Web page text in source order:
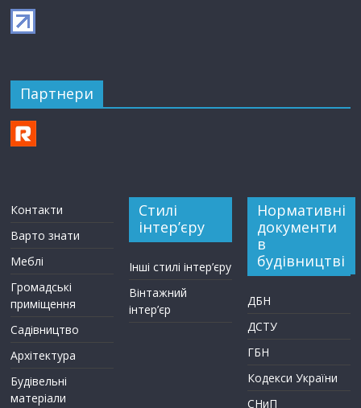
Партнери
Контакти
Варто знати
Меблі
Громадські
приміщення
Садівництво
Архітектура
Будівельні
матеріали
Стилі
інтер’єру
Інші стилі інтер’єру
Вінтажний
інтер’єр
Нормативні
документи
в
будівництві
ДБН
ДСТУ
ГБН
Кодекси України
СНиП